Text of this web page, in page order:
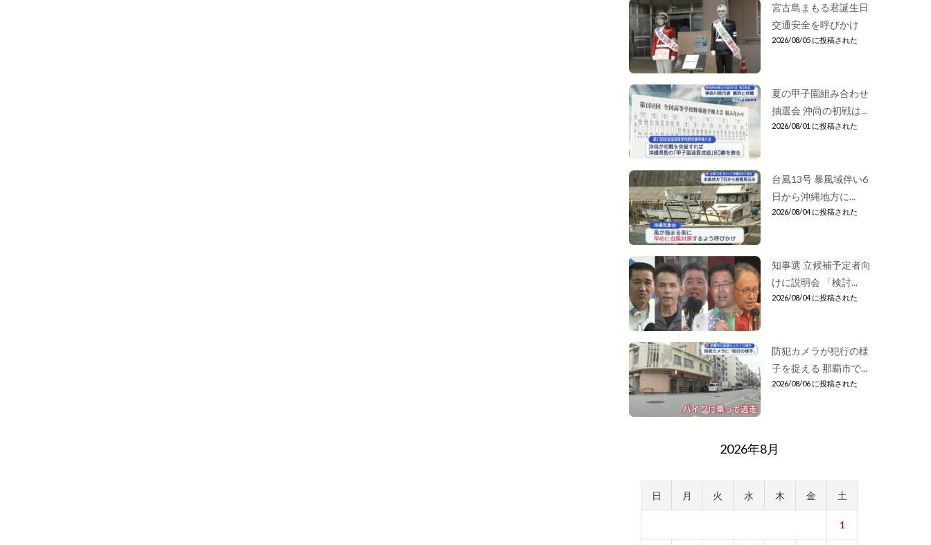
宮古島まもる君誕生日
交通安全を呼びかけ
2026/08/05 に投稿された
夏の甲子園組み合わせ
抽選会 沖尚の初戦は...
2026/08/01 に投稿された
台風13号 暴風域伴い6
日から沖縄地方に...
2026/08/04 に投稿された
知事選 立候補予定者向
けに説明会 「検討...
2026/08/04 に投稿された
防犯カメラが犯行の様
子を捉える 那覇市で...
2026/08/06 に投稿された
2026年8月
日 月 火 水 木 金 土
1